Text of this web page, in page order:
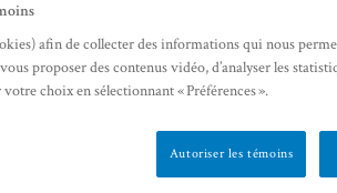
afin de collecter des informations qui nous
proposer des contenus vidéo, d’analyser les
choix en sélectionnant « Préférences ».
Autoriser les témoins